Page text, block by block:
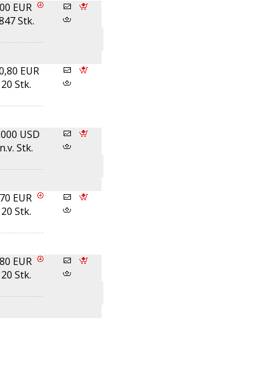
EUR
Stk.
EUR
20 Stk.
USD
n.v. Stk.
EUR
20 Stk.
EUR
20 Stk.